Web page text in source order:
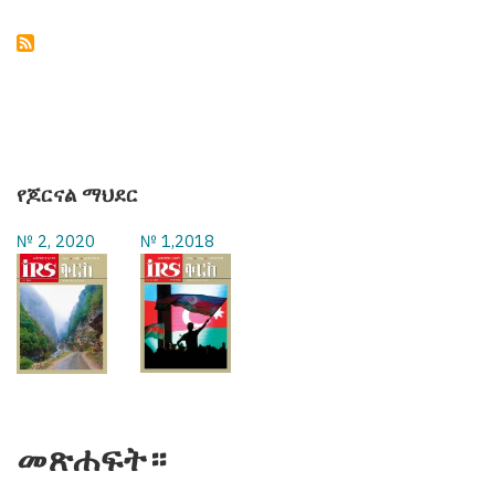
የጆርናል ማህደር
№ 2, 2020 № 1,2018
መጽሐፍት።